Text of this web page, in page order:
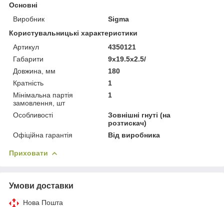
Основні
Виробник
Sigma
Користувальницькі характеристики
Артикул
4350121
Габарити
9x19.5x2.5/
Довжина, мм
180
Кратність
1
Мінімальна партія
замовлення, шт
1
Особливості
Зовнішні гнуті (на
розтискач)
Офіційна гарантія
Від виробника
Приховати
Умови доставки
Нова Пошта